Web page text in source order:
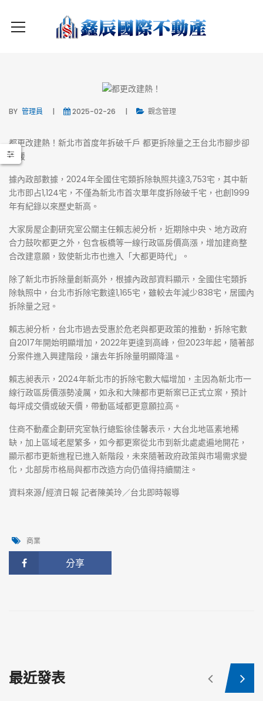
BY 管理員 2025-02-26 觀念管理
都更改建熱！新北市首度年拆破千戶 都更拆除量之王台北市腳步卻
放緩
據內政部數據，2024年全國住宅類拆除執照共達3,753宅，其中新
北市即占1,124宅，不僅為新北市首次單年度拆除破千宅，也創1999
年有紀錄以來歷史新高。
大家房屋企劃研究室公關主任賴志昶分析，近期除中央、地方政府
合力鼓吹都更之外，包含板橋等一線行政區房價高漲，增加建商整
合改建意願，致使新北市也進入「大都更時代」。
除了新北市拆除量創新高外，根據內政部資料顯示，全國住宅類拆
除執照中，台北市拆除宅數達1,165宅，雖較去年減少838宅，居國內
拆除量之冠。
賴志昶分析，台北市過去受惠於危老與都更政策的推動，拆除宅數
自2017年開始明顯增加，2022年更達到高峰，但2023年起，隨著部
分案件進入興建階段，讓去年拆除量明顯降溫。
賴志昶表示，2024年新北市的拆除宅數大幅增加，主因為新北市一
線行政區房價漲勢凌厲，如永和大陳都市更新案已正式立案，預計
每坪成交價或破天價，帶動區域都更意願拉高。
住商不動產企劃研究室執行總監徐佳馨表示，大台北地區素地稀
缺，加上區域老屋繁多，如今都更案從北市到新北處處遍地開花，
顯示都市更新進程已進入新階段，未來隨著政府政策與市場需求變
化，北部房市格局與都市改造方向仍值得持續關注。
資料來源/經濟日報 記者陳美玲／台北即時報導
商業
分享
最近發表